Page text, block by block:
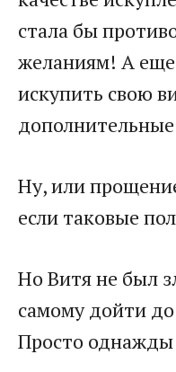
стала бы
желаниям! А
искупить свою
Ну, или
если таковые
Но Витя не был
самому дойти
Просто